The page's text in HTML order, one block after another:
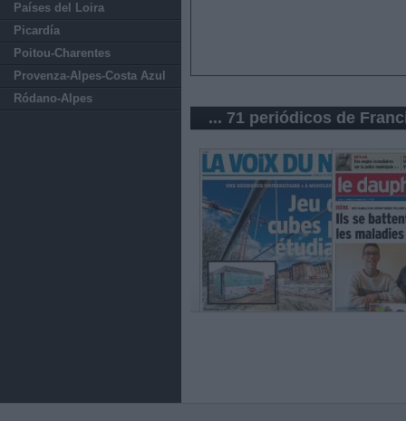
Países del Loira
Picardía
Poitou-Charentes
Provenza-Alpes-Costa Azul
Ródano-Alpes
... 71 periódicos de